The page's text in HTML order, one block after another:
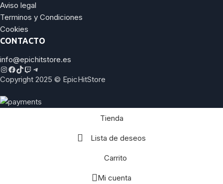
Aviso legal
Terminos y Condiciones
Cookies
CONTACTO
info@epichitstore.es
Copyright 2025 © EpicHitStore
Tienda
Lista de deseos
Carrito
Mi cuenta